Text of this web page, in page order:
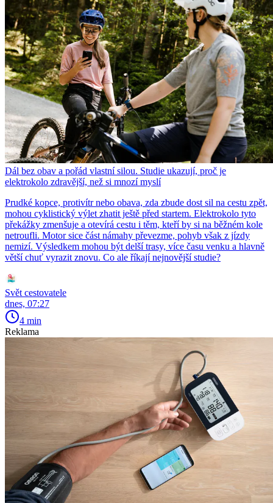
Dál bez obav a pořád vlastní silou. Studie ukazují, proč je
elektrokolo zdravější, než si mnozí myslí
Prudké kopce, protivítr nebo obava, zda zbude dost sil na cestu zpět,
mohou cyklistický výlet zhatit ještě před startem. Elektrokolo tyto
překážky zmenšuje a otevírá cestu i těm, kteří by si na běžném kole
netroufli. Motor sice část námahy převezme, pohyb však z jízdy
nemizí. Výsledkem mohou být delší trasy, více času venku a hlavně
větší chuť vyrazit znovu. Co ale říkají nejnovější studie?
Svět cestovatele
dnes, 07:27
4 min
Reklama